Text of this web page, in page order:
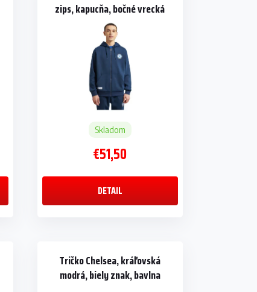
zips, kapucňa, bočné vrecká
Skladom
€51,50
DETAIL
Tričko Chelsea, kráľovská
modrá, biely znak, bavlna